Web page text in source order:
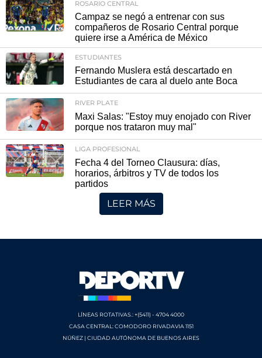
ROSARIO CENTRAL
Campaz se negó a entrenar con sus
compañeros de Rosario Central porque
quiere irse a América de México
ESTUDIANTES
Fernando Muslera está descartado en
Estudiantes de cara al duelo ante Boca
RIVER PLATE
Maxi Salas: "Estoy muy enojado con River
porque nos trataron muy mal"
LIGA PROFESIONAL
Fecha 4 del Torneo Clausura: días,
horarios, árbitros y TV de todos los
partidos
LEER MÁS
LÍNEAS ROTATIVAS.: +(5411) - 4704 4000
CASA CENTRAL: COMODORO RIVADAVIA 1151
NÚÑEZ | CIUDAD AUTÓNOMA DE BUENOS AIRES